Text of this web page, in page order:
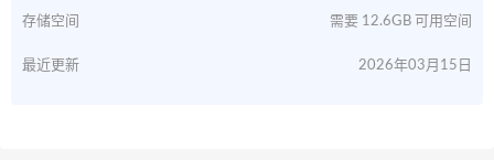
存储空间 需要 12.6GB 可用空间
最近更新 2026年03月15日